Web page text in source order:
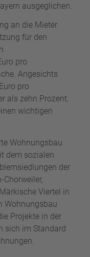
ausgeglichen.
an die Mieter
für den
pro
Angesichts
pro
als zehn Prozent.
wichtigen
Wohnungsbau
dem sozialen
der
Viertel in
Wohnungsbau
Projekte in der
sich im Standard